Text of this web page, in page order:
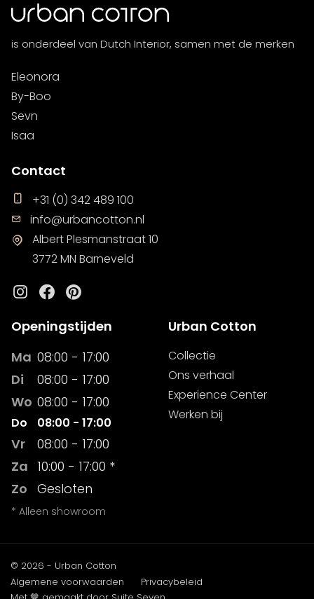
is onderdeel van Dutch Interior, samen met de merken
Eleonora
By-Boo
Sevn
Isaa
Contact
+31 (0) 342 489 100
info@urbancotton.nl
Albert Plesmanstraat 10
3772 MN Barneveld
Instagram
Facebook
Pinterest
Openingstijden
Ma 08:00 - 17:00
Di
08:00 - 17:00
Wo 08:00 - 17:00
Do 08:00 - 17:00
Vr
08:00 - 17:00
Za 10:00 - 17:00 *
Zo
Gesloten
* Alleen showroom
Urban Cotton
Collectie
Ons verhaal
Experience Center
Werken bij
© 2026 - Urban Cotton
Algemene voorwaarden
Privacybeleid